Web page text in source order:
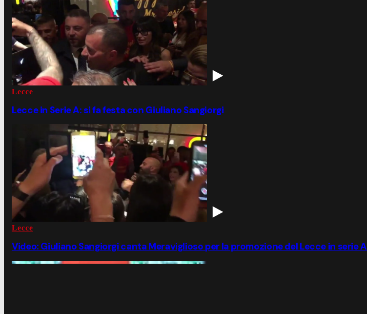
Lecce
Lecce in Serie A: si fa festa con Giuliano Sangiorgi
Lecce
Video: Giuliano Sangiorgi canta Meraviglioso per la promozione del Lecce in serie A